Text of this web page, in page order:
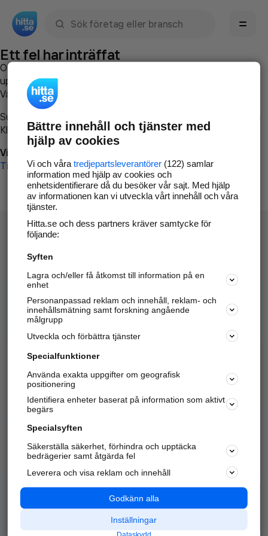
Ett fel har inträffat
Om du vill kan du
uppstod så att vi lättare och snabbare kan avhjälpa det.
Vänligen försök med följande:
Surfa till
Klicka påTillbaka-knappen i webbläsaren och försök igen
Vi beklagar besväret!
Till startsidan
Hitta.se - Gratis nummerupplysning.
Sök företag, personer och platser.
Hitta telefonnummer, adresser, företagsinfo mm.
Marknadsför företaget
Kom igång och annonsera mot
samarbetspartners nära dig.
Alla kategorier
Populära sökningar
API & Kartor
Annonsera
Integritet
Nödnummer
Bättre innehåll och tjänster med
hjälp av cookies
Vi och våra tredjepartsleverantörer(122) samlar
information med hjälp av cookies och
enhetsidentifierare då du besöker vår sajt. Med hjälp
av informationen kan vi utveckla vårt innehåll och våra
tjänster.
Hitta.se och dess partners kräver samtycke för
följande:
Syften
Lagra och/eller få åtkomst till information på en
enhet
Personanpassad reklam och innehåll, reklam- och
innehållsmätning samt forskning angående
målgrupp
Utveckla och förbättra tjänster
Specialfunktioner
Använda exakta uppgifter om geografisk
positionering
Identifiera enheter baserat på information som aktivt
begärs
Specialsyften
Säkerställa säkerhet, förhindra och upptäcka
bedrägerier samt åtgärda fel
Leverera och visa reklam och innehåll
Godkänn alla
Inställningar
Dataskydd